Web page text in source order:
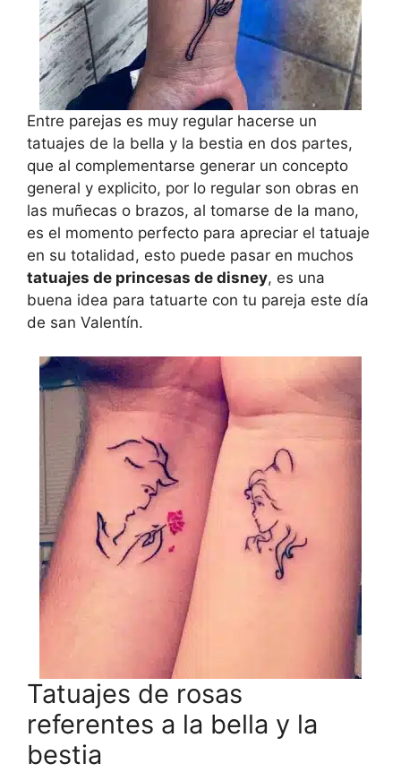
Entre parejas es muy regular hacerse un
tatuajes de la bella y la bestia en dos partes,
que al complementarse generar un concepto
general y explicito, por lo regular son obras en
las muñecas o brazos, al tomarse de la mano,
es el momento perfecto para apreciar el tatuaje
en su totalidad, esto puede pasar en muchos
tatuajes de princesas de disney, es una
buena idea para tatuarte con tu pareja este día
de san Valentín.
Tatuajes de rosas
referentes a la bella y la
bestia